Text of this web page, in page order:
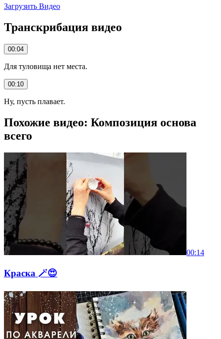
Загрузить Видео
Транскрибация видео
00:04
Для туловища нет места.
00:10
Ну, пусть плавает.
Похожие видео: Композиция основа
всего
00:14
Краска 🪄😍